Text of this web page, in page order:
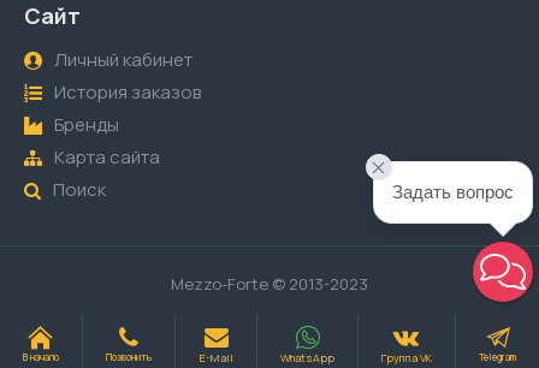
Сайт
Личный кабинет
История заказов
Бренды
Карта сайта
Поиск
Mezzo-Forte © 2013-2023
В начало Позвонить E-Mail WhatsApp Группа VK Telegram
Задать вопрос